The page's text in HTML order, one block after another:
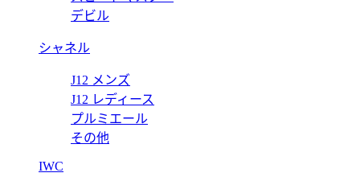
デビル
シャネル
J12 メンズ
J12 レディース
プルミエール
その他
IWC